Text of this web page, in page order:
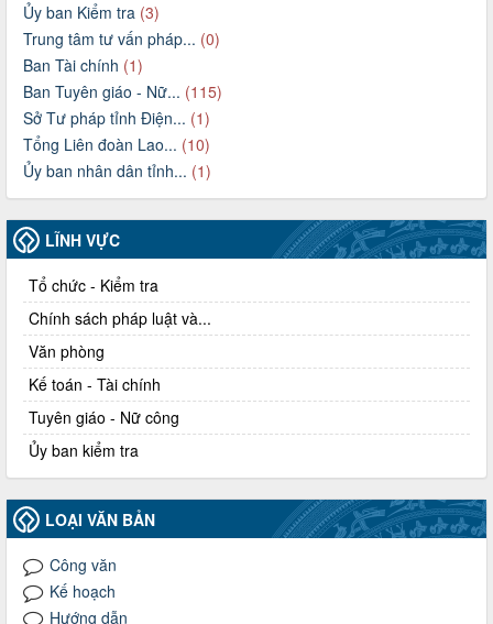
Ủy ban Kiểm tra (3)
Trung tâm tư vấn pháp... (0)
Ban Tài chính (1)
Ban Tuyên giáo - Nữ... (115)
Sở Tư pháp tỉnh Điện... (1)
Tổng Liên đoàn Lao... (10)
Ủy ban nhân dân tỉnh... (1)
LĨNH VỰC
Tổ chức - Kiểm tra
Chính sách pháp luật và...
Văn phòng
Kế toán - Tài chính
Tuyên giáo - Nữ công
Ủy ban kiểm tra
LOẠI VĂN BẢN
Công văn
Kế hoạch
Hướng dẫn